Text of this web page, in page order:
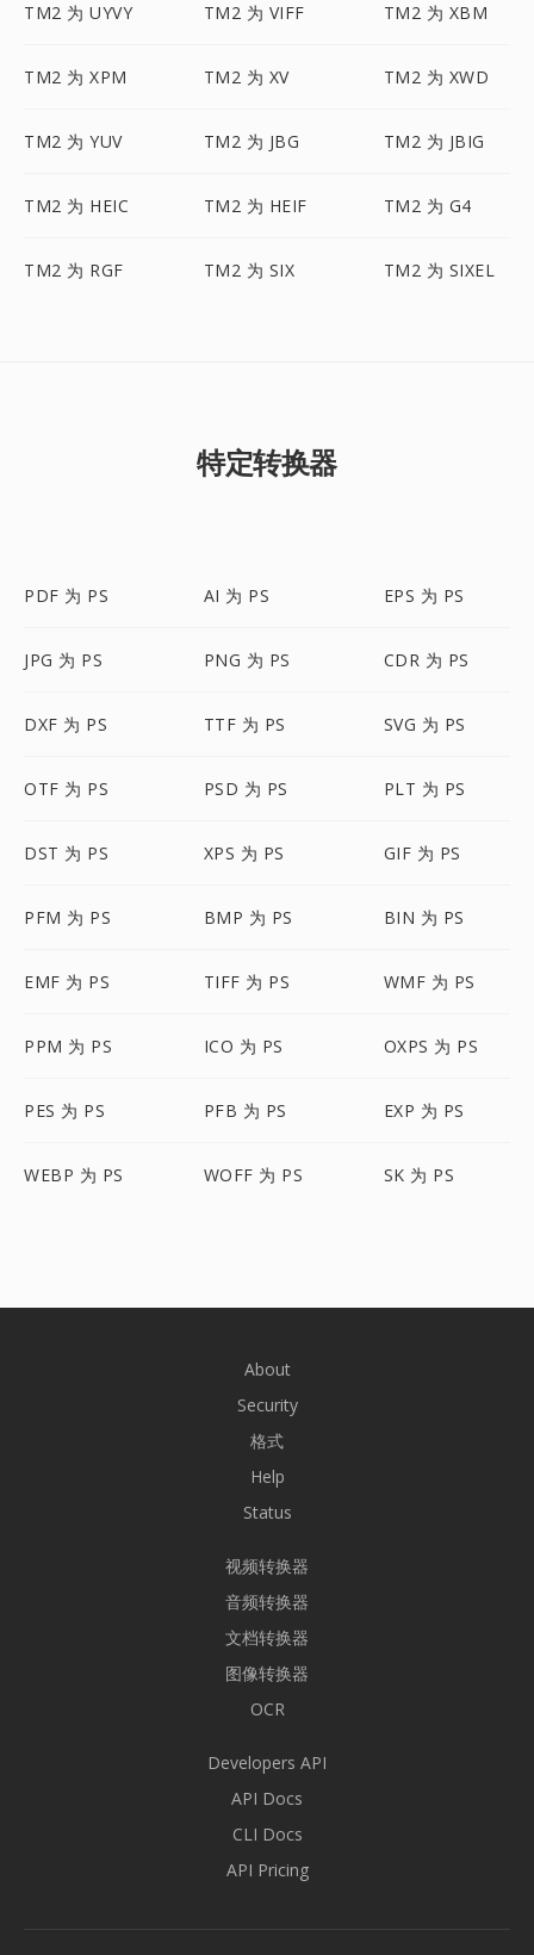
TM2 为 UYVY TM2 为 VIFF TM2 为 XBM
TM2 为 XPM TM2 为 XV TM2 为 XWD
TM2 为 YUV TM2 为 JBG TM2 为 JBIG
TM2 为 HEIC TM2 为 HEIF TM2 为 G4
TM2 为 RGF TM2 为 SIX TM2 为 SIXEL
特定转换器
PDF 为 PS AI 为 PS EPS 为 PS
JPG 为 PS PNG 为 PS CDR 为 PS
DXF 为 PS TTF 为 PS SVG 为 PS
OTF 为 PS PSD 为 PS PLT 为 PS
DST 为 PS XPS 为 PS GIF 为 PS
PFM 为 PS BMP 为 PS BIN 为 PS
EMF 为 PS TIFF 为 PS WMF 为 PS
PPM 为 PS ICO 为 PS OXPS 为 PS
PES 为 PS PFB 为 PS EXP 为 PS
WEBP 为 PS WOFF 为 PS SK 为 PS
About
Security
格式
Help
Status
视频转换器
音频转换器
文档转换器
图像转换器
OCR
Developers API
API Docs
CLI Docs
API Pricing